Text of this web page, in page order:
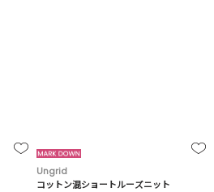
Ungrid
コットン混ショートルーズニット